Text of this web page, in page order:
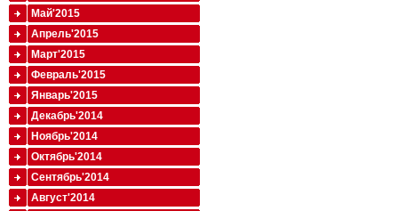
Май'2015
Апрель'2015
Март'2015
Февраль'2015
Январь'2015
Декабрь'2014
Ноябрь'2014
Октябрь'2014
Сентябрь'2014
Август'2014